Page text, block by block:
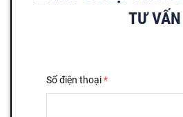
TƯ VẤN